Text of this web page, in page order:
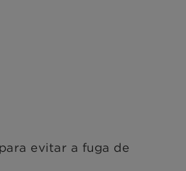
evitar a fuga de